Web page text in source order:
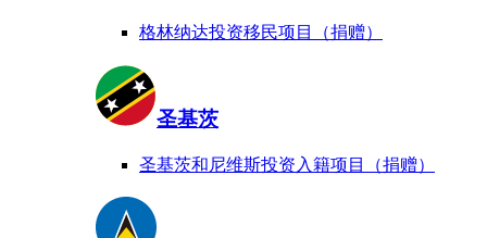
格林纳达投资移民项目（捐赠）
圣基茨
圣基茨和尼维斯投资入籍项目（捐赠）